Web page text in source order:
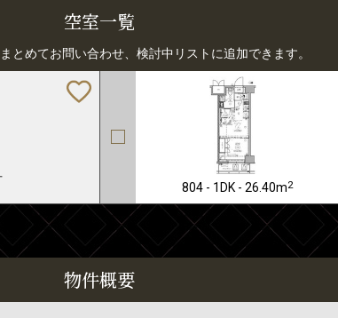
空室一覧
とめてお問い合わせ、検討中リストに追加できます。
804 - 1DK - 26.40m2
物件概要